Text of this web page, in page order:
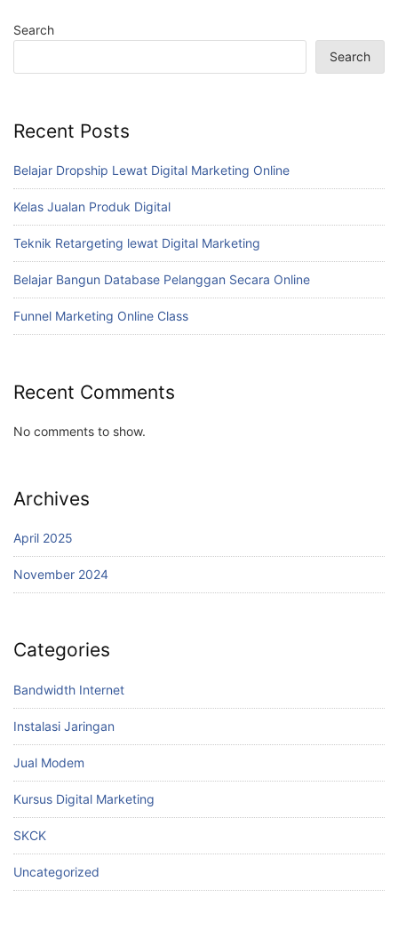
Search
Search
Recent Posts
Belajar Dropship Lewat Digital Marketing Online
Kelas Jualan Produk Digital
Teknik Retargeting lewat Digital Marketing
Belajar Bangun Database Pelanggan Secara Online
Funnel Marketing Online Class
Recent Comments
No comments to show.
Archives
April 2025
November 2024
Categories
Bandwidth Internet
Instalasi Jaringan
Jual Modem
Kursus Digital Marketing
SKCK
Uncategorized